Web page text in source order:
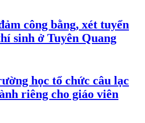
công bằng, xét tuyển
sinh ở Tuyên Quang
học tổ chức câu lạc
riêng cho giáo viên